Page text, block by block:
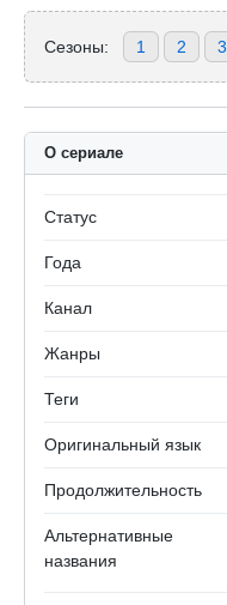
Сезоны: 1 2 3
О сериале
Статус
Года
Канал
Жанры
Теги
Оригинальный язык
Продолжительность
Альтернативные
названия